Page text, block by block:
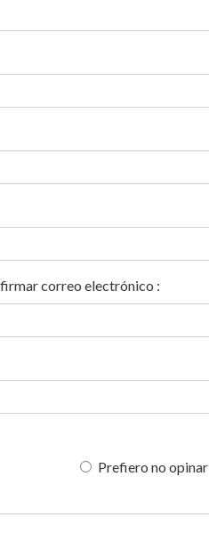
correo electrónico :
Prefiero no opinar